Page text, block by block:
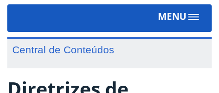
MENU
Toggle
Central de Conteúdos